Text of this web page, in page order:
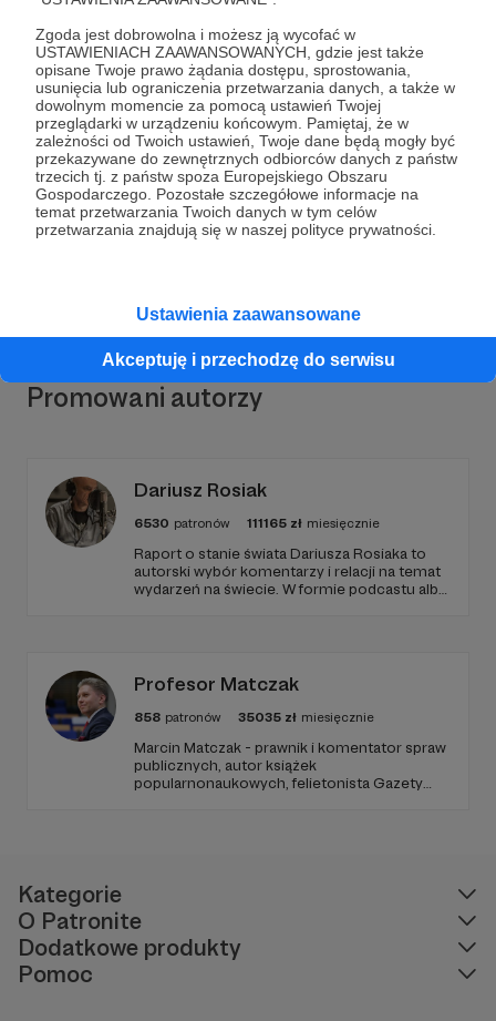
Zgoda jest dobrowolna i możesz ją wycofać w
USTAWIENIACH ZAAWANSOWANYCH, gdzie jest także
opisane Twoje prawo żądania dostępu, sprostowania,
usunięcia lub ograniczenia przetwarzania danych, a także w
dowolnym momencie za pomocą ustawień Twojej
przeglądarki w urządzeniu końcowym. Pamiętaj, że w
zależności od Twoich ustawień, Twoje dane będą mogły być
przekazywane do zewnętrznych odbiorców danych z państw
trzecich tj. z państw spoza Europejskiego Obszaru
Gospodarczego. Pozostałe szczegółowe informacje na
temat przetwarzania Twoich danych w tym celów
przetwarzania znajdują się w naszej polityce prywatności.
Ustawienia zaawansowane
Akceptuję i przechodzę do serwisu
Dołącz do grona Patronów!
Wesprzyj działalność AutoraTomasz Samołyk
teraz!
Promowani autorzy
Dariusz Rosiak
6530 patronów 111165 zł miesięcznie
Raport o stanie świata Dariusza Rosiaka to
autorski wybór komentarzy i relacji na temat
wydarzeń na świecie. W formie podcastu albo
Profesor Matczak
858 patronów 35035 zł miesięcznie
Marcin Matczak - prawnik i komentator spraw
publicznych, autor książek
popularnonaukowych, felietonista Gazety
Kategorie
O Patronite
Dodatkowe produkty
Pomoc